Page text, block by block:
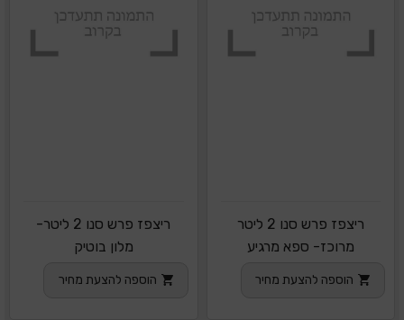
ריצפז פרש סנו 2 ליטר
מרוכז- ספא מרגיע
הוספה להצעת מחיר
ריצפז פרש סנו 2 ליטר-
מלון בוטיק
הוספה להצעת מחיר